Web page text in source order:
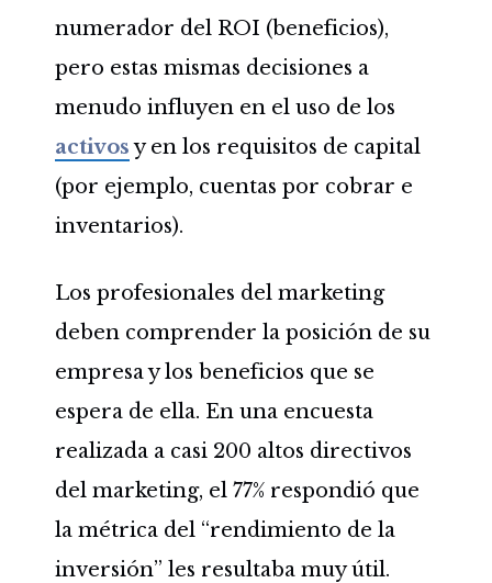
numerador del ROI (beneficios),
pero estas mismas decisiones a
menudo influyen en el uso de los
activosy en los requisitos de capital
(por ejemplo, cuentas por cobrar e
inventarios).
Los profesionales del marketing
deben comprender la posición de su
empresa y los beneficios que se
espera de ella. En una encuesta
realizada a casi 200 altos directivos
del marketing, el 77% respondió que
la métrica del “rendimiento de la
inversión” les resultaba muy útil.